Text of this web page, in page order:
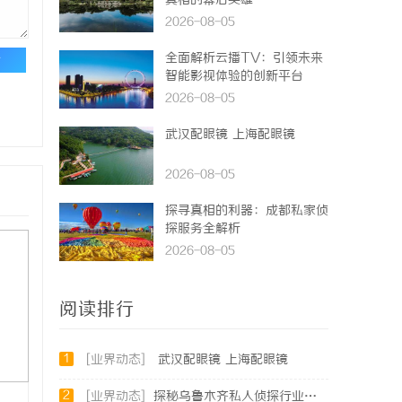
2026-08-05
全面解析云播TV：引领未来
智能影视体验的创新平台
2026-08-05
武汉配眼镜 上海配眼镜
2026-08-05
探寻真相的利器：成都私家侦
探服务全解析
2026-08-05
阅读排行
1 [业界动态] 武汉配眼镜 上海配眼镜
2 [业界动态] 探秘乌鲁木齐私人侦探行业的发展与服务优势